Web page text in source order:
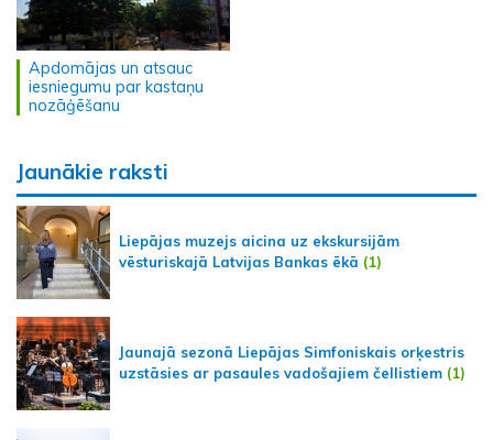
Apdomājas un atsauc
iesniegumu par kastaņu
nozāģēšanu
Jaunākie raksti
Liepājas muzejs aicina uz ekskursijām
vēsturiskajā Latvijas Bankas ēkā (1)
Jaunajā sezonā Liepājas Simfoniskais orķestris
uzstāsies ar pasaules vadošajiem čellistiem (1)